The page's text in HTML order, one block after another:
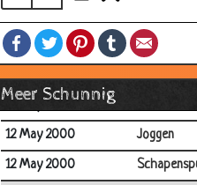
FacebookTwitterPinterestTumblr
Meer Schunnig
12 May 2000
Kleine
12 May 2000
Russische
12 May 2000
Joggen
12 May 2000